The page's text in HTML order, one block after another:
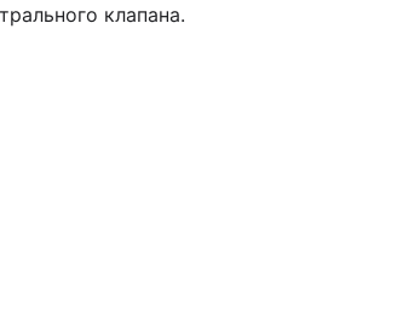
клапана.